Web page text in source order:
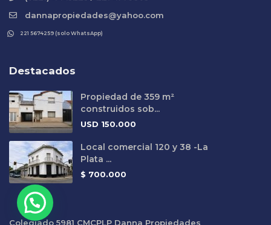
dannapropiedades@yahoo.com
221 5674259 (solo WhatsApp)
Destacados
Propiedad de 359 m²
construidos sob...
USD 150.000
Local comercial 120 y 38 -La
Plata ...
$ 700.000
Colegiado 5981 CMCPLP Danna Propiedades